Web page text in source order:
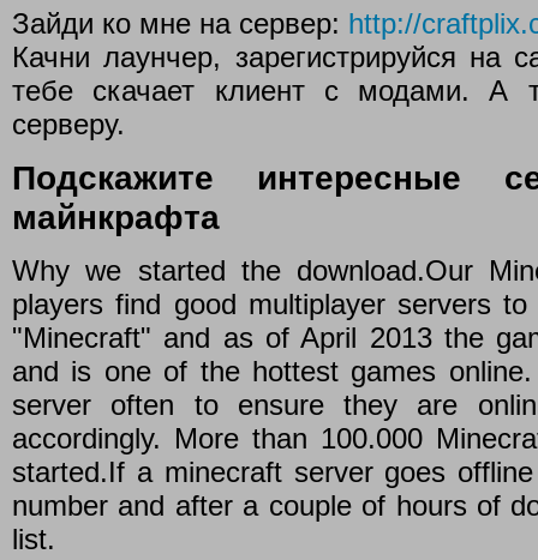
Зайди ко мне на сервер: http://
Качни лаунчер, зарегистрируйся на
тебе скачает клиент с модами. А
серверу.
Подскажите интересные
майнкрафта
Why we started the download.Our
players find good multiplayer servers
"Minecraft" and as of April 2013 the
and is one of the hottest games
server often to ensure they are
accordingly. More than 100.000
started.If a minecraft server goes
number and after a couple of hours of
list.